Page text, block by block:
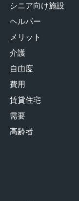
シニア向け施設
ヘルパー
メリット
介護
自由度
費用
賃貸住宅
需要
高齢者